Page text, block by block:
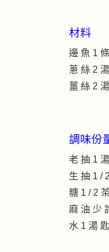
材料
邊 魚 1 條
蔥 絲 2
薑 絲 2
調味份
老 抽 1
生 抽 1 /
糖 1 / 2
麻 油 少
水 1 湯 匙